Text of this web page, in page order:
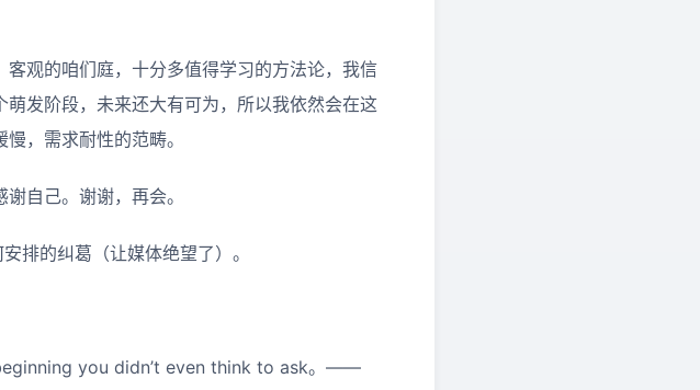
观的咱们庭，十分多值得学习的方法论，我信
发阶段，未来还大有可为，所以我依然会在这
，需求耐性的范畴。
自己。谢谢，再会。
排的纠葛（让媒体绝望了）。
you didn’t even think to ask。——